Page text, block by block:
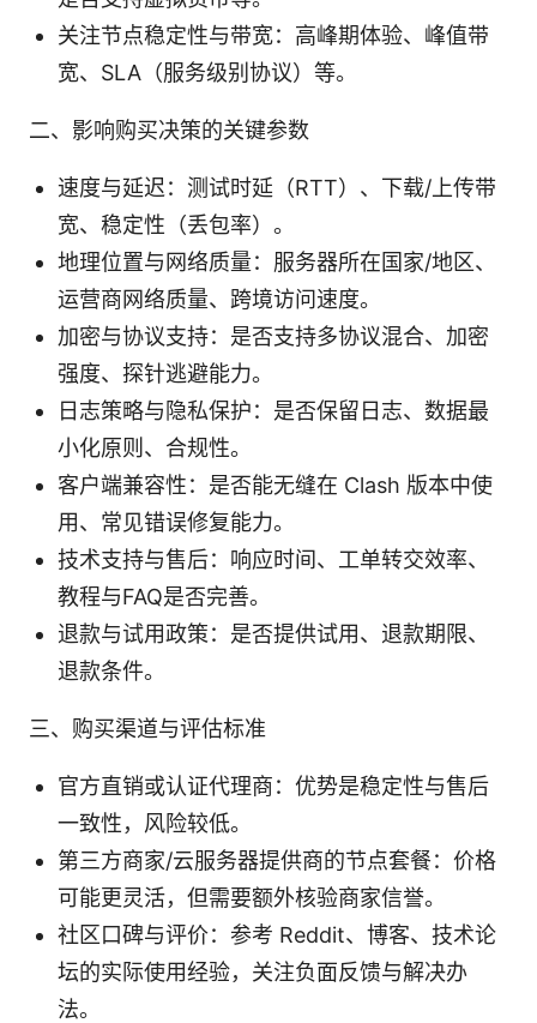
关注节点稳定性与带宽：高峰期体验、峰值带
宽、SLA（服务级别协议）等。
二、影响购买决策的关键参数
速度与延迟：测试时延（RTT）、下载/上传带
宽、稳定性（丢包率）。
地理位置与网络质量：服务器所在国家/地区、
运营商网络质量、跨境访问速度。
加密与协议支持：是否支持多协议混合、加密
强度、探针逃避能力。
日志策略与隐私保护：是否保留日志、数据最
小化原则、合规性。
客户端兼容性：是否能无缝在 Clash 版本中使
用、常见错误修复能力。
技术支持与售后：响应时间、工单转交效率、
教程与FAQ是否完善。
退款与试用政策：是否提供试用、退款期限、
退款条件。
三、购买渠道与评估标准
官方直销或认证代理商：优势是稳定性与售后
一致性，风险较低。
第三方商家/云服务器提供商的节点套餐：价格
可能更灵活，但需要额外核验商家信誉。
社区口碑与评价：参考 Reddit、博客、技术论
坛的实际使用经验，关注负面反馈与解决办
法。